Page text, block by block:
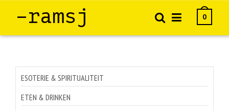
–ramsj 0
ESOTERIE & SPIRITUALITEIT
ETEN & DRINKEN